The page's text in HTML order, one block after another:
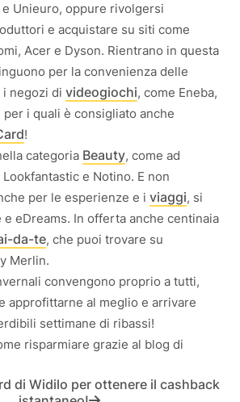
Unieuro, oppure rivolgersi
e acquistare su siti come
Acer e Dyson. Rientrano in questa
per la convenienza delle
negozi di videogiochi, come Eneba,
per i quali è consigliato anche
!
categoria Beauty, come ad
e Notino. E non
per le esperienze e i viaggi, si
e eDreams. In offerta anche centinaia
da-te, che puoi trovare su
Merlin.
convengono proprio a tutti,
approfittarne al meglio e arrivare
settimane di ribassi!
risparmiare grazie al blog di
di Widilo per ottenere il cashback